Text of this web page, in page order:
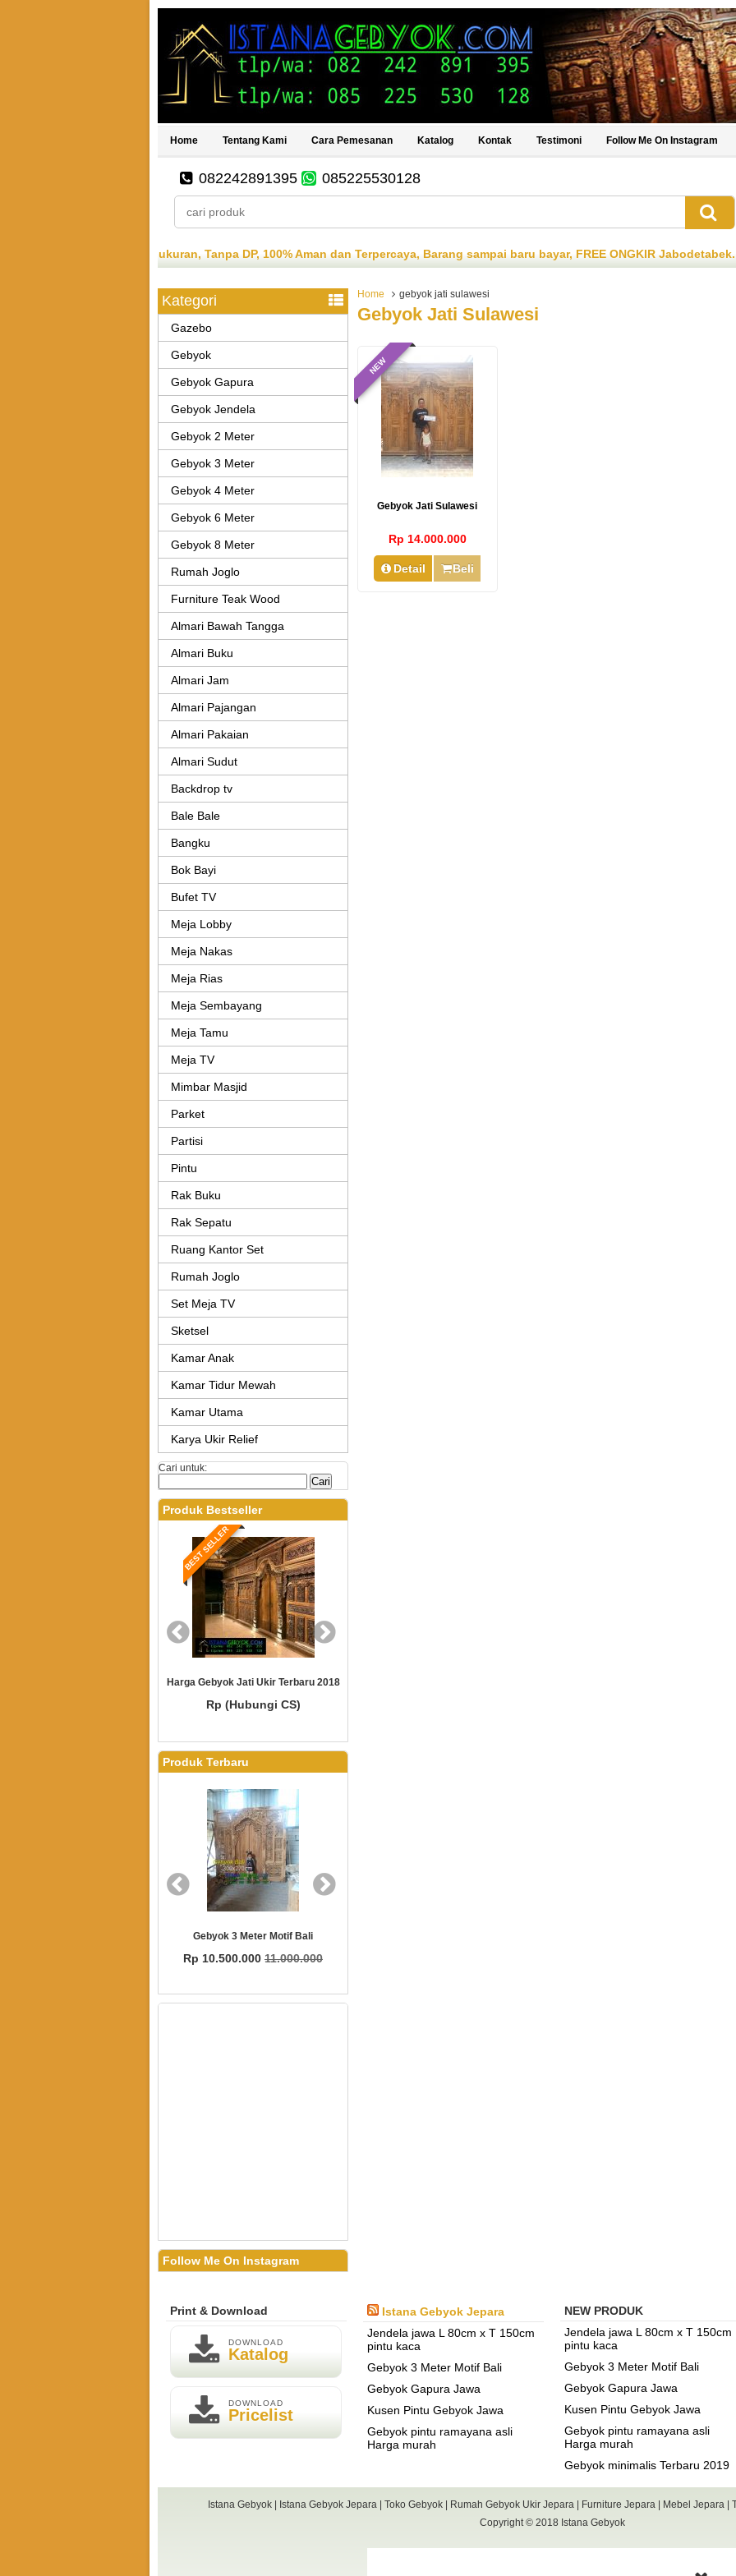
Home Tentang Kami Cara Pemesanan Katalog Kontak Testimoni Follow Me On Instagram
082242891395 085225530128
berbagai ukuran, Tanpa DP, 100% Aman dan Terpercaya, Barang sampai baru bayar, FREE ONGKIR Jabodetabek.
Home gebyok jati sulawesi
Gebyok Jati Sulawesi
NEW
Gebyok Jati Sulawesi
Rp 14.000.000
Detail Beli
Kategori
Gazebo
Gebyok
Gebyok Gapura
Gebyok Jendela
Gebyok 2 Meter
Gebyok 3 Meter
Gebyok 4 Meter
Gebyok 6 Meter
Gebyok 8 Meter
Rumah Joglo
Furniture Teak Wood
Almari Bawah Tangga
Almari Buku
Almari Jam
Almari Pajangan
Almari Pakaian
Almari Sudut
Backdrop tv
Bale Bale
Bangku
Bok Bayi
Bufet TV
Meja Lobby
Meja Nakas
Meja Rias
Meja Sembayang
Meja Tamu
Meja TV
Mimbar Masjid
Parket
Partisi
Pintu
Rak Buku
Rak Sepatu
Ruang Kantor Set
Rumah Joglo
Set Meja TV
Sketsel
Kamar Anak
Kamar Tidur Mewah
Kamar Utama
Karya Ukir Relief
Cari untuk:
Produk Bestseller
Harga Gebyok Jati Ukir Terbaru 2018
BEST SELLER
Gebyok Pintu Kamar
Rp (Hubungi CS)
Produk Terbaru
Gebyok 3 Meter Motif Bali
11.000.000
Gebyok Gapura Jawa
Rp 5.000.000
Follow Me On Instagram
Print & Download
DOWNLOAD
Katalog
DOWNLOAD
Pricelist
Istana Gebyok Jepara
Jendela jawa L 80cm x T 150cm
pintu kaca
Gebyok 3 Meter Motif Bali
Gebyok Gapura Jawa
Kusen Pintu Gebyok Jawa
Gebyok pintu ramayana asli
Harga murah
NEW PRODUK
Jendela jawa L 80cm x T 150cm
pintu kaca
Gebyok 3 Meter Motif Bali
Gebyok Gapura Jawa
Kusen Pintu Gebyok Jawa
Gebyok pintu ramayana asli
Harga murah
Gebyok minimalis Terbaru 2019
Istana Gebyok Istana Gebyok Jepara Toko Gebyok Rumah Gebyok Ukir Jepara Furniture Jepara Mebel Jepara
Copyright © 2018 Istana Gebyok